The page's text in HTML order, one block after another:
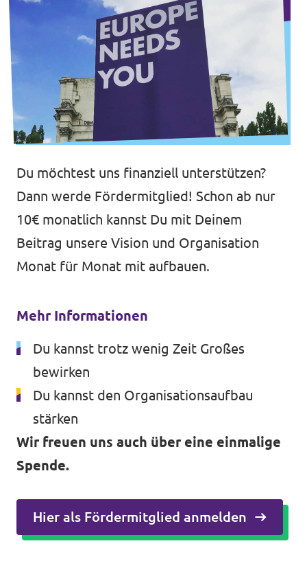
Du möchtest uns finanziell unterstützen?
Dann werde Fördermitglied! Schon ab nur
10€ monatlich kannst Du mit Deinem
Beitrag unsere Vision und Organisation
Monat für Monat mit aufbauen.
Mehr Informationen
Du kannst trotz wenig Zeit Großes
bewirken
Du kannst den Organisationsaufbau
stärken
Wir freuen uns auch über eine einmalige
Spende.
Hier als Fördermitglied anmelden